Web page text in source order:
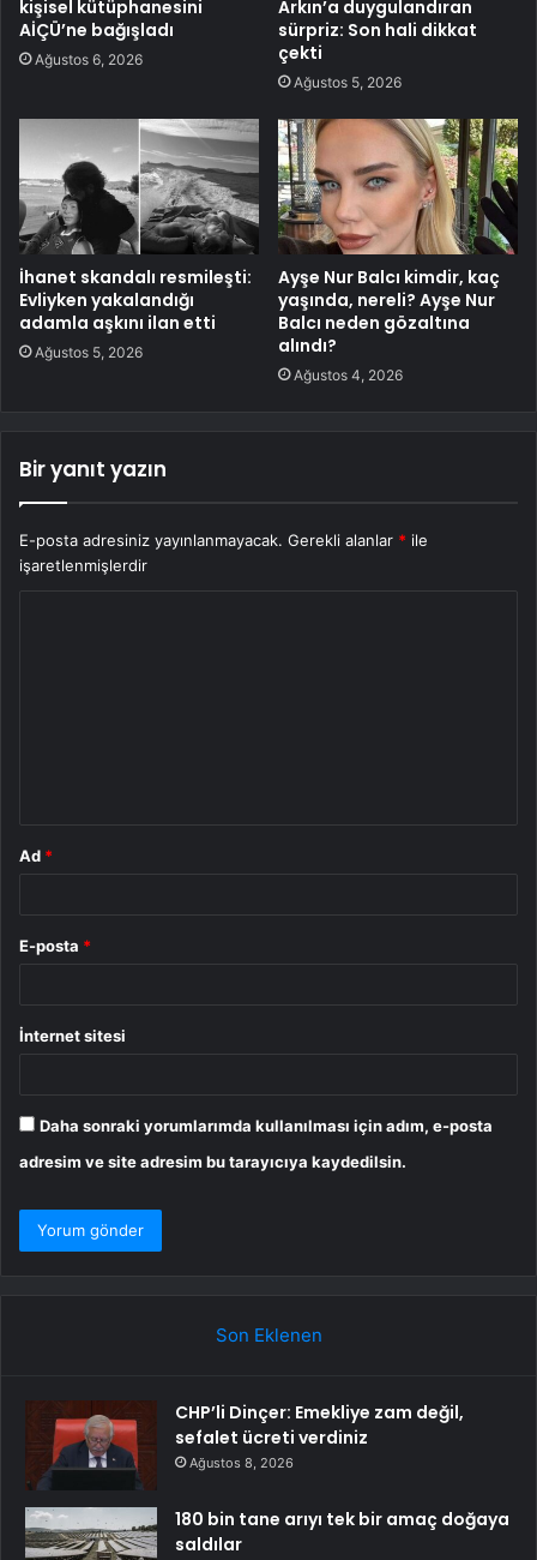
kişisel kütüphanesini
AİÇÜ’ne bağışladı
Ağustos 6, 2026
Arkın’a duygulandıran
sürpriz: Son hali dikkat
çekti
Ağustos 5, 2026
İhanet skandalı resmileşti:
Evliyken yakalandığı
adamla aşkını ilan etti
Ağustos 5, 2026
Ayşe Nur Balcı kimdir, kaç
yaşında, nereli? Ayşe Nur
Balcı neden gözaltına
alındı?
Ağustos 4, 2026
Bir yanıt yazın
E-posta adresiniz yayınlanmayacak. Gerekli alanlar * ile
işaretlenmişlerdir
Ad *
E-posta *
İnternet sitesi
Daha sonraki yorumlarımda kullanılması için adım, e-posta
adresim ve site adresim bu tarayıcıya kaydedilsin.
Son Eklenen
CHP’li Dinçer: Emekliye zam değil,
sefalet ücreti verdiniz
Ağustos 8, 2026
180 bin tane arıyı tek bir amaç doğaya
saldılar